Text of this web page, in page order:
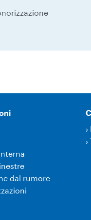
dal rumore
›
›